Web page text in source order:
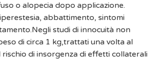
o alopecia dopo applicazione.
abbattimento, sintomi
studi di innocuità non
di circa 1 kg,trattati una volta al
rischio di insorgenza di effetti collaterali